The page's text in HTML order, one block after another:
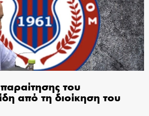
του
από τη διοίκηση του